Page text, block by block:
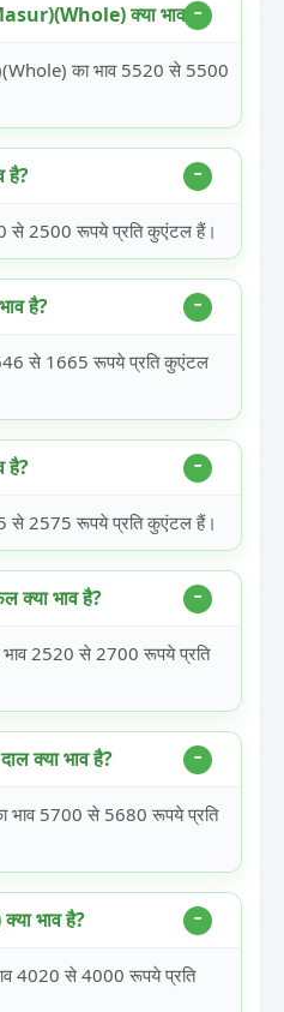
क्या भाव है?
का भाव 5520 से 5500
है?
से 2500 रूपये प्रति कुएंटल हैं।
है?
से 1665 रूपये प्रति कुएंटल
है?
से 2575 रूपये प्रति कुएंटल हैं।
क्या भाव है?
2520 से 2700 रूपये प्रति
क्या भाव है?
भाव 5700 से 5680 रूपये प्रति
भाव है?
4020 से 4000 रूपये प्रति